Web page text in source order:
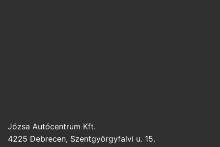
Józsa Autócentrum Kft.
4225 Debrecen, Szentgyörgyfalvi u. 15.